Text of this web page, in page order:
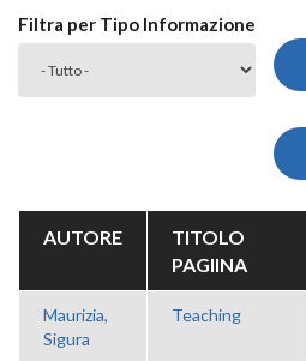
Filtra per Tipo Informazione
AUTORE
TITOLO
PAGIINA
Maurizia,
Sigura
Teaching